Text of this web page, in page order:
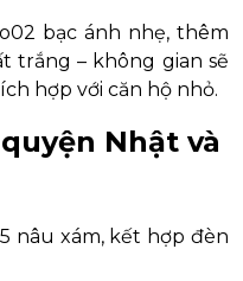
bạc ánh nhẹ, thêm
trắng – không gian sẽ
hợp với căn hộ nhỏ.
Nhật và
nâu xám, kết hợp đèn